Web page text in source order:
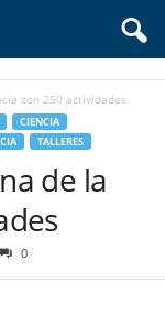
con 250 actividades
CIENCIA
TALLERES
de la
0